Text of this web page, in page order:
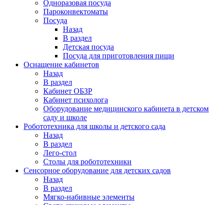
Одноразовая посуда
Пароконвектоматы
Посуда
Назад
В раздел
Детская посуда
Посуда для приготовления пищи
Оснащение кабинетов
Назад
В раздел
Кабинет ОБЗР
Кабинет психолога
Оборудование медицинского кабинета в детском
саду и школе
Робототехника для школы и детского сада
Назад
В раздел
Лего-стол
Столы для робототехники
Сенсорное оборудование для детских садов
Назад
В раздел
Мягко-набивные элементы